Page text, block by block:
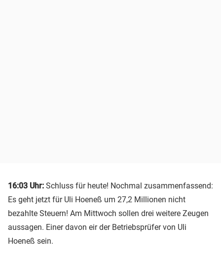
16:03 Uhr: Schluss für heute! Nochmal zusammenfassend:
Es geht jetzt für Uli Hoeneß um 27,2 Millionen nicht
bezahlte Steuern! Am Mittwoch sollen drei weitere Zeugen
aussagen. Einer davon eir der Betriebsprüfer von Uli
Hoeneß sein.